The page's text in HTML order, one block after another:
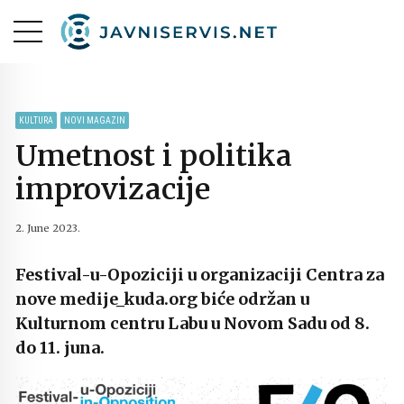
KULTURA NOVI MAGAZIN
Umetnost i politika
improvizacije
2. June 2023.
Festival-u-Opoziciji u organizaciji Centra za
nove medije_kuda.org biće održan u
Kulturnom centru Labu u Novom Sadu od 8.
do 11. juna.